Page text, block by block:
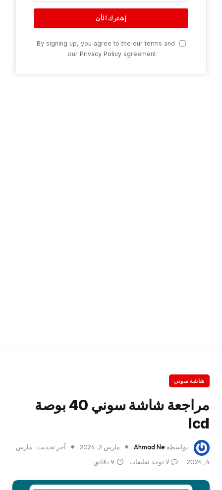
By signing up, you agree to the our terms and
our Privacy Policyagreement.
شاشة سوني
مراجعة شاشة سوني 40 بوصة
lcd
بواسطة Ahmad Ne مارس 2, 2024 آخر تحديث: مارس
4, 2024
لا توجد تعليقات 9 دقائق